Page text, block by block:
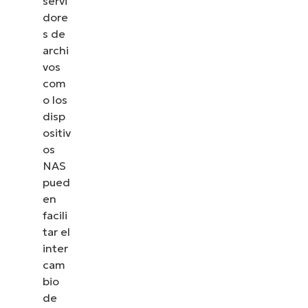
dore
s de
archi
vos
com
o los
disp
ositiv
os
NAS
pued
en
facili
tar el
inter
cam
bio
de